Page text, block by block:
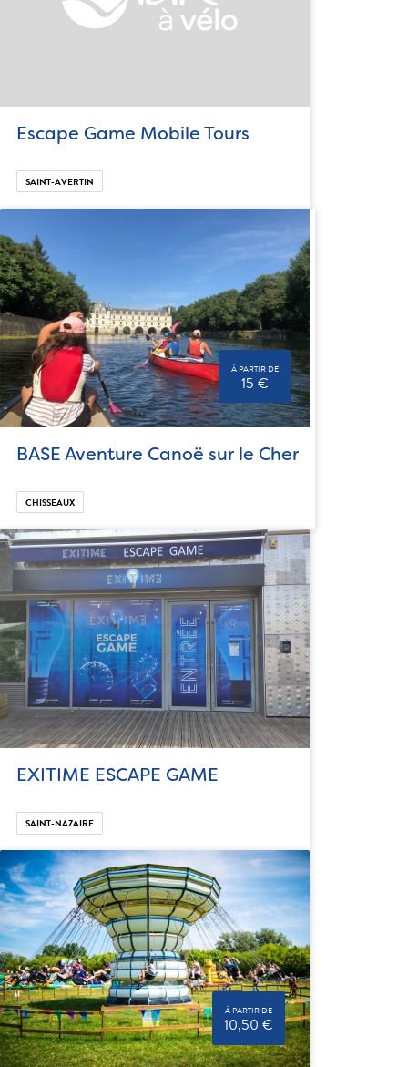
Escape Game Mobile Tours
SAINT-AVERTIN
À PARTIR DE
15 €
BASE Aventure Canoë sur le Cher
CHISSEAUX
EXITIME ESCAPE GAME
SAINT-NAZAIRE
À PARTIR DE
10,50 €